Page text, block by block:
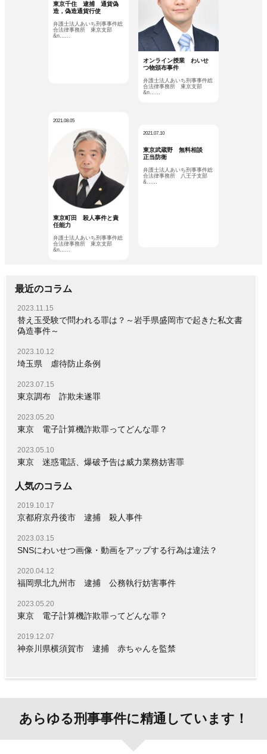
東京千住 逮捕 通貨偽
造，偽造通貨行使
弁護士法人あいち刑事事件総
合法律事務所 東京支部
&n……
オンライン授業 わいせ
つ物頒布事件
弁護士法人あいち刑事事件総
合法律事務所 東京支部
&n……
2021.08.05
東京町田 殺人事件と責
任能力
弁護士法人あいち刑事事件総
合法律事務所 東京支部
&n……
2021.07.10
東京武蔵野 無料相談
正当防衛
弁護士法人あいち刑事事件総
合法律事務所 八王子支部
&……
最近のコラム
2023.11.15
替え玉受験で問われる罪は？～岩手県盛岡市で起きた私文書
偽造事件～
2023.10.12
埼玉県 虐待防止条例
2023.07.15
東京調布 詐欺未遂罪
2023.05.20
東京 電子計算機詐欺罪ってどんな罪？
2023.05.10
東京 迷惑電話、爆破予告は威力業務妨害罪
人気のコラム
2019.10.17
京都府京丹後市 逮捕 殺人事件
2023.03.15
SNSにわいせつ画像・動画をアップする行為は違法？
2020.04.12
福岡県北九州市 逮捕 公務執行妨害事件
2023.05.20
東京 電子計算機詐欺罪ってどんな罪？
2019.12.07
神奈川県横須賀市 逮捕 赤ちゃんを監禁
あらゆる刑事事件に精通しています！